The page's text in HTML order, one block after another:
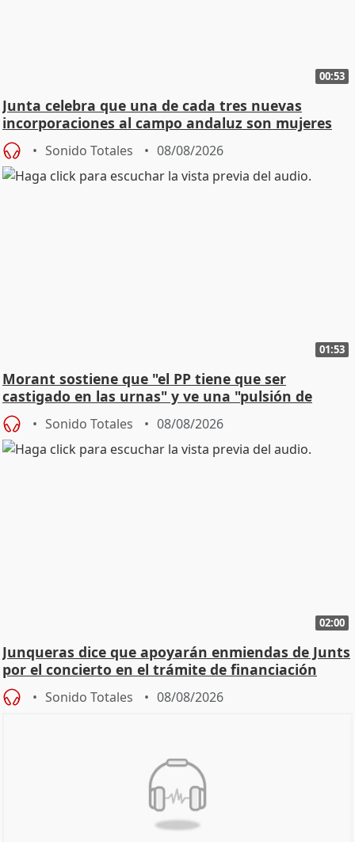
00:53
Junta celebra que una de cada tres nuevas
incorporaciones al campo andaluz son mujeres
jóvenes
Sonido Totales 08/08/2026
01:53
Morant sostiene que "el PP tiene que ser
castigado en las urnas" y ve una "pulsión de
cambio"
Sonido Totales 08/08/2026
02:00
Junqueras dice que apoyarán enmiendas de Junts
por el concierto en el trámite de financiación
Sonido Totales 08/08/2026